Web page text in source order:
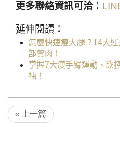
更多聯絡資訊可洽：
延伸閱讀：
怎麼快速瘦大腿？14大
部贅肉！
掌握7大瘦手臂運動、飲
袖！
« 上一篇